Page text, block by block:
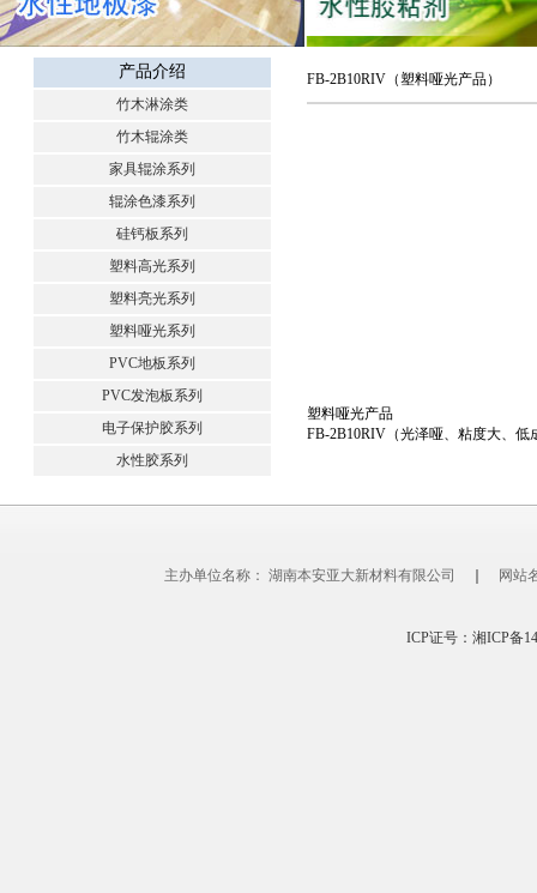
产品介绍
竹木淋涂类
竹木辊涂类
家具辊涂系列
辊涂色漆系列
硅钙板系列
塑料高光系列
塑料亮光系列
塑料哑光系列
PVC地板系列
PVC发泡板系列
电子保护胶系列
水性胶系列
FB-2B10RIV（塑料哑光产品）
塑料哑光产品
FB-2B10RIV（光泽哑、粘度大、低
主办单位名称： 湖南本安亚大新材料有限公司 网站
ICP证号：湘ICP备